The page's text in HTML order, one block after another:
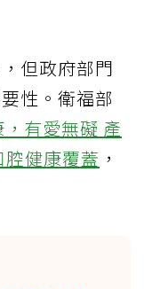
但政府部門
性。衛福部
有愛無礙 產
健康覆蓋 ，